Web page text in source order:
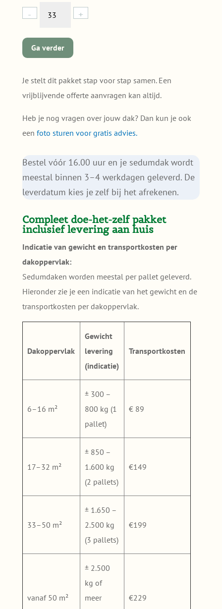
-
Bio
zonder
voor
jouw
dak
(33-
quantity
+
Ga verder
Je stelt dit pakket stap voor stap samen. Een
vrijblijvende offerte aanvragen kan altijd.
Heb je nog vragen over jouw dak? Dan kun je ook
een foto sturen voor gratis advies.
Bestel vóór 16.00 uur en je sedumdak wordt
meestal binnen 3–4 werkdagen geleverd. De
leverdatum kies je zelf bij het afrekenen.
Compleet doe-het-zelf pakket
inclusief levering aan huis
Indicatie van gewicht en transportkosten per
dakoppervlak:
Sedumdaken worden meestal per pallet geleverd.
Hieronder zie je een indicatie van het gewicht en de
transportkosten per dakoppervlak.
Dakoppervlak
Gewicht
levering
(indicatie)
Transportkosten
6–16 m²
± 300 –
800 kg (1
pallet)
€ 89
17–32 m²
± 850 –
1.600 kg
(2 pallets)
€149
33–50 m²
± 1.650 –
2.500 kg
(3 pallets)
€199
vanaf 50 m²
± 2.500
kg of
meer
€229